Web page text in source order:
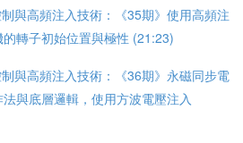
與高頻注入技術：《35期》使用高頻注
轉子初始位置與極性 (21:23)
與高頻注入技術：《36期》永磁同步電
與底層邏輯，使用方波電壓注入